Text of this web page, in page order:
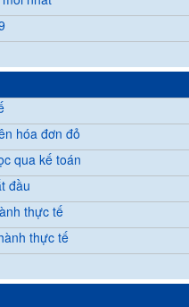
hóa đơn đỏ
qua kế toán
đầu
thực tế
thực tế